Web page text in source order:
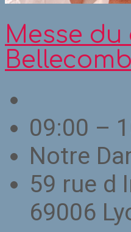
Messe
09:00 –
Notre
59 rue d
69006